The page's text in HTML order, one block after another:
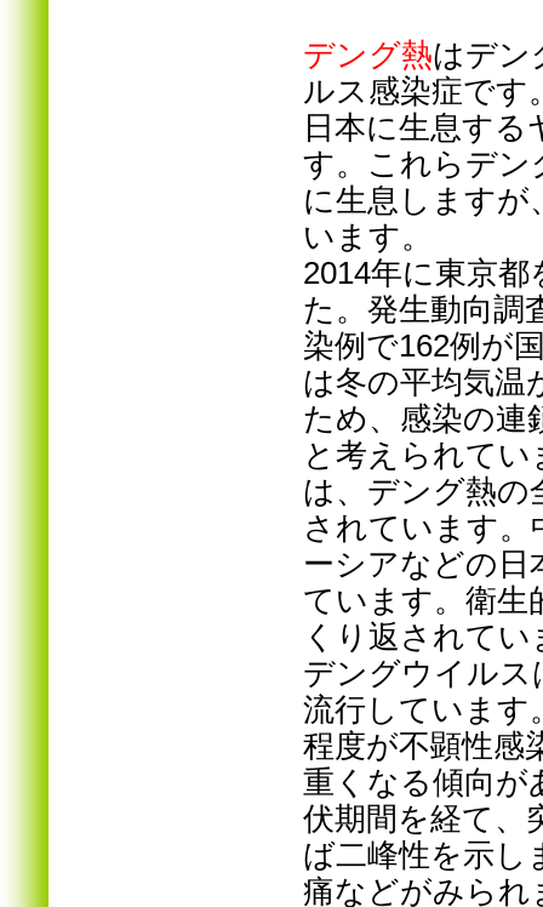
デング熱はデン
ルス感染症です
日本に生息する
す。これらデン
に生息しますが
います。
2014年に東京
た。発生動向調
染例で162例が
は冬の平均気温
ため、感染の連
と考えられてい
は、デング熱の
されています。
ーシアなどの日
ています。衛生
くり返されてい
デングウイルス
流行しています
程度が不顕性感
重くなる傾向が
伏期間を経て、
ば二峰性を示し
痛などがみられ